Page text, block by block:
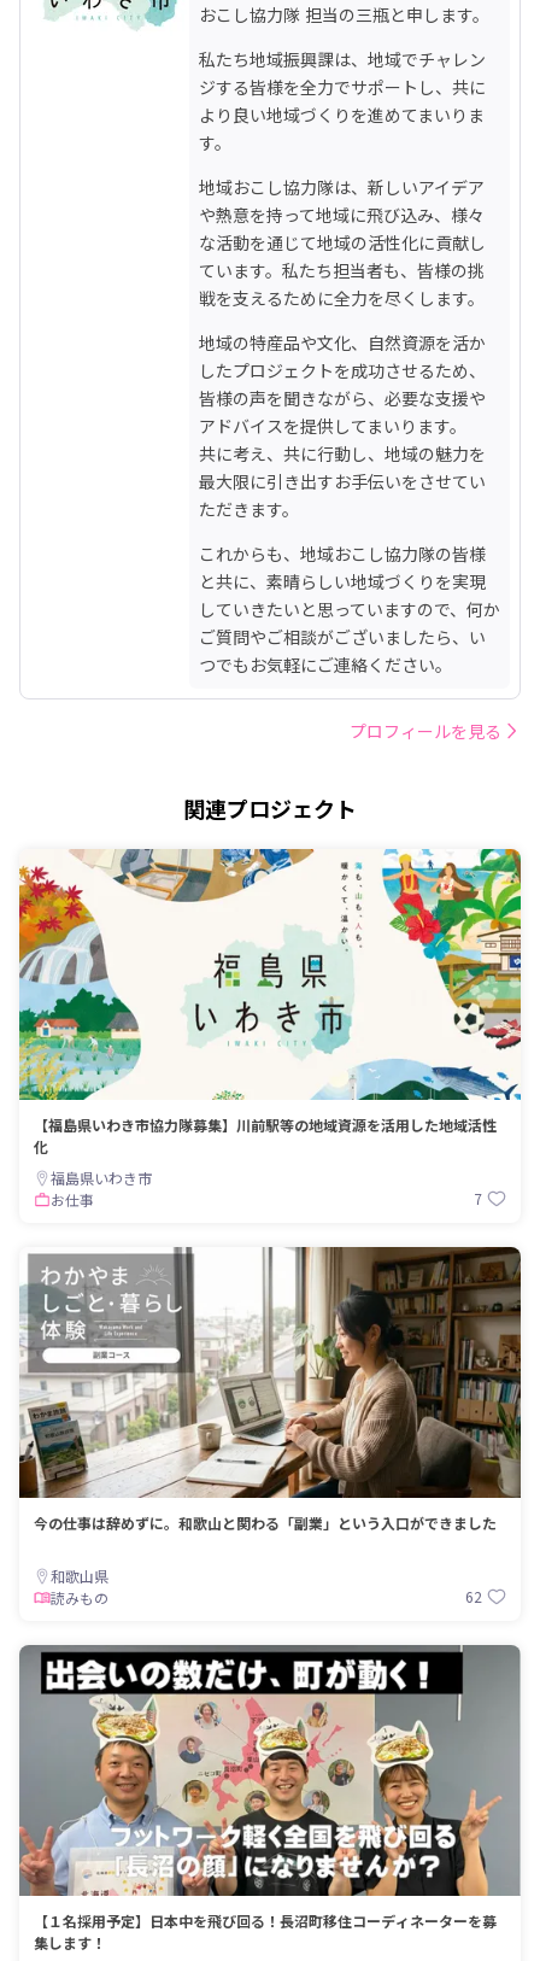
おこし協力隊 担当の三瓶と申します。
私たち地域振興課は、地域でチャレン
ジする皆様を全力でサポートし、共に
より良い地域づくりを進めてまいりま
す。
地域おこし協力隊は、新しいアイデア
や熱意を持って地域に飛び込み、様々
な活動を通じて地域の活性化に貢献し
ています。私たち担当者も、皆様の挑
戦を支えるために全力を尽くします。
地域の特産品や文化、自然資源を活か
したプロジェクトを成功させるため、
皆様の声を聞きながら、必要な支援や
アドバイスを提供してまいります。
共に考え、共に行動し、地域の魅力を
最大限に引き出すお手伝いをさせてい
ただきます。
これからも、地域おこし協力隊の皆様
と共に、素晴らしい地域づくりを実現
していきたいと思っていますので、何か
ご質問やご相談がございましたら、い
つでもお気軽にご連絡ください。
プロフィールを見る
関連プロジェクト
【福島県いわき市協力隊募集】川前駅等の地域資源を活用した地域活性
化
福島県いわき市
お仕事
7
今の仕事は辞めずに。和歌山と関わる「副業」という入口ができました
和歌山県
読みもの
62
【１名採用予定】日本中を飛び回る！長沼町移住コーディネーターを募
集します！